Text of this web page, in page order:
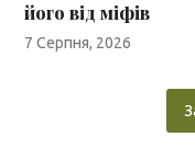
його від міфів
7 Серпня, 2026